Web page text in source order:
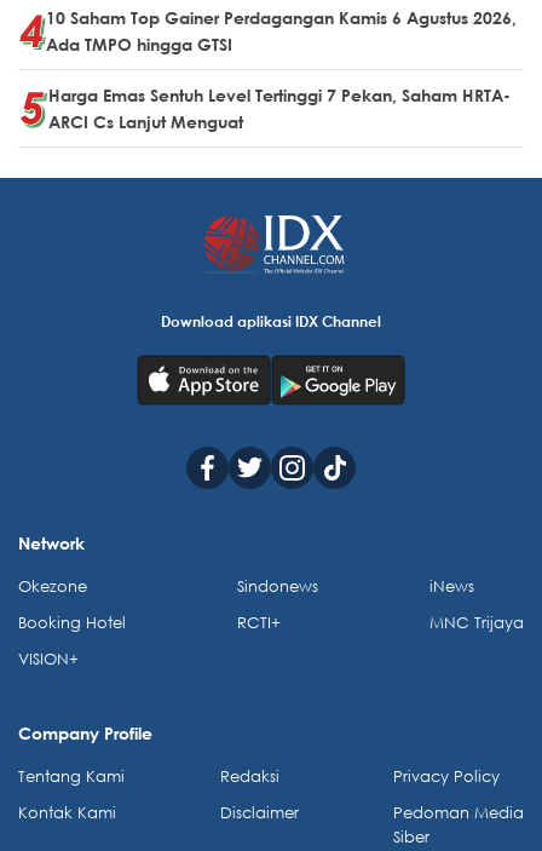
10 Saham Top Gainer Perdagangan Kamis 6 Agustus 2026,
Ada TMPO hingga GTSI
Harga Emas Sentuh Level Tertinggi 7 Pekan, Saham HRTA-
ARCI Cs Lanjut Menguat
Download aplikasi IDX Channel
Network
Okezone
Booking Hotel
VISION+
Sindonews
RCTI+
iNews
MNC Trijaya
Company Profile
Tentang Kami
Kontak Kami
Redaksi
Disclaimer
Privacy Policy
Pedoman Media
Siber